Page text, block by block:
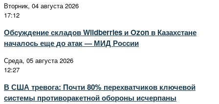
Вторник, 04 августа 2026
17:12
Обсуждение складов Wildberries и Ozon в Казахстане
началось еще до атак — МИД России
Среда, 05 августа 2026
12:27
В США тревога: Почти 80% перехватчиков ключевой
системы противоракетной обороны исчерпаны